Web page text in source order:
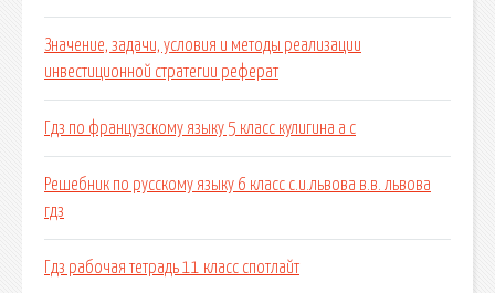
Значение, задачи, условия и методы реализации
инвестиционной стратегии реферат
Гдз по французскому языку 5 класс кулигина а с
Решебник по русскому языку 6 класс с.и.львова в.в. львова
гдз
Гдз рабочая тетрадь 11 класс спотлайт